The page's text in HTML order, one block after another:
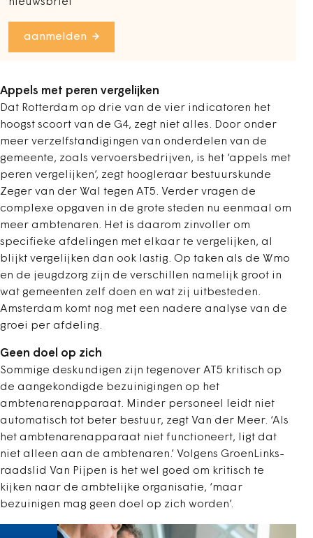
aanmelden
Appels met peren vergelijken
Dat Rotterdam op drie van de vier indicatoren het
hoogst scoort van de G4, zegt niet alles. Door onder
meer verzelfstandigingen van onderdelen van de
gemeente, zoals vervoersbedrijven, is het ‘appels met
peren vergelijken’, zegt hoogleraar bestuurskunde
Zeger van der Wal tegen AT5. Verder vragen de
complexe opgaven in de grote steden nu eenmaal om
meer ambtenaren. Het is daarom zinvoller om
specifieke afdelingen met elkaar te vergelijken, al
blijkt vergelijken dan ook lastig. Op taken als de Wmo
en de jeugdzorg zijn de verschillen namelijk groot in
wat gemeenten zelf doen en wat zij uitbesteden.
Amsterdam komt nog met een nadere analyse van de
groei per afdeling.
Geen doel op zich
Sommige deskundigen zijn tegenover AT5 kritisch op
de aangekondigde bezuinigingen op het
ambtenarenapparaat. Minder personeel leidt niet
automatisch tot beter bestuur, zegt Van der Meer. ‘Als
het ambtenarenapparaat niet functioneert, ligt dat
niet alleen aan de ambtenaren.’ Volgens GroenLinks-
raadslid Van Pijpen is het wel goed om kritisch te
kijken naar de ambtelijke organisatie, ‘maar
bezuinigen mag geen doel op zich worden’.